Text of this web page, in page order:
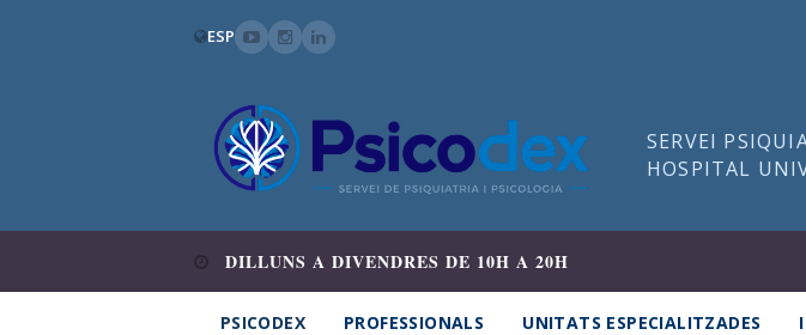
ESP
SERVEI
HOSPITAL
DILLUNS A DIVENDRES DE 10H A 20H
PSICODEX PROFESSIONALS UNITATS ESPECIALITZADES